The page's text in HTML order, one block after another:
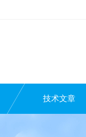
技术文章